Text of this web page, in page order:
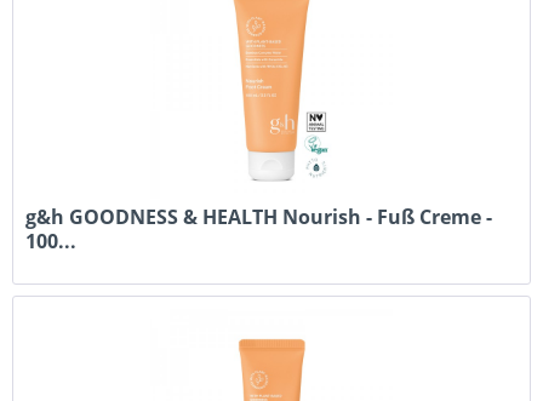
g&h GOODNESS & HEALTH Nourish - Fuß Creme -
100...